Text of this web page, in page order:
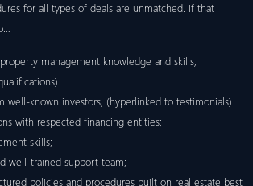
for all types of deals are unmatched. If that
management knowledge and skills;
well-known investors; (hyperlinked to testimonials)
with respected financing entities;
skills;
well-trained support team;
policies and procedures built on real estate best